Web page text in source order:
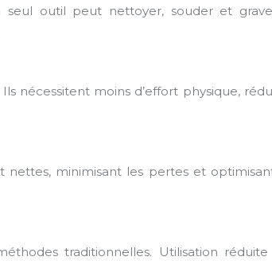
outil peut nettoyer, souder et
nécessitent moins d’effort physique,
minimisant les pertes et
traditionnelles. Utilisation